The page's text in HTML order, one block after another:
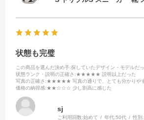
状態も完璧
この商品を選んだ決め手:探していたデザイン・モデルだ
状態ランク・説明の正確さ :★★★★★ 説明以上だった
写真の正確さ :★★★★★ 写真の通りで、とても分かりや
価格の納得感:★★☆☆☆ 少し割高に感じた
sj
ご利用回数:始めて 年代:50代 性別: